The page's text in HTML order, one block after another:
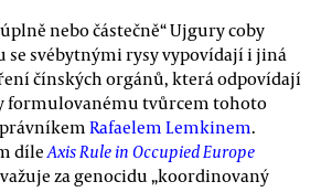
nebo částečně“ Ujgury coby
svébytnými rysy vypovídají i jiná
čínských orgánů, která odpovídají
formulovanému tvůrcem tohoto
Rafaelem Lemkinem.
díleAxis Rule in Occupied Europe
za genocidu „koordinovaný